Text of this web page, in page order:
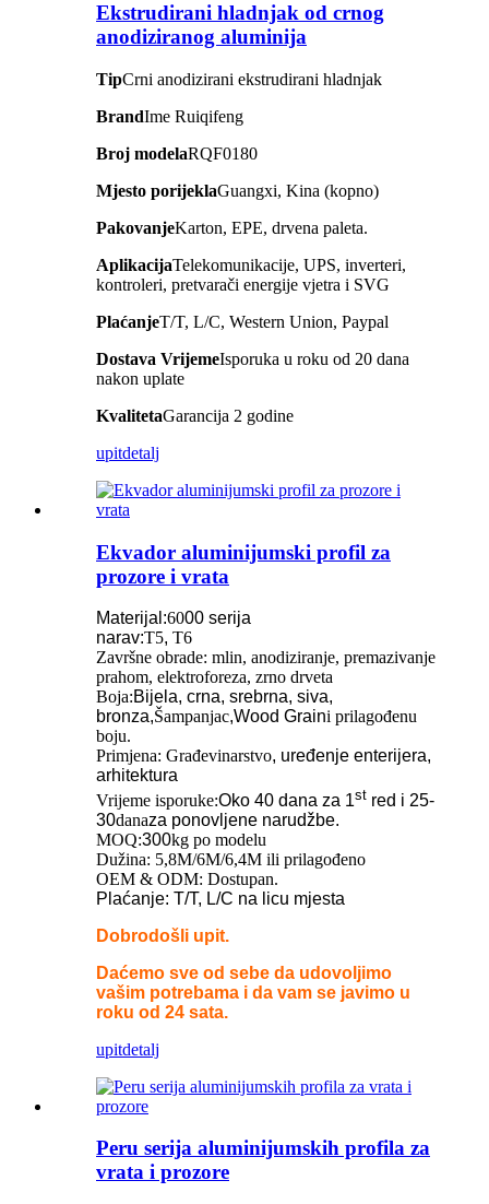
Ekstrudirani hladnjak od crnog
anodiziranog aluminija
TipCrni anodizirani ekstrudirani hladnjak
BrandIme Ruiqifeng
Broj modelaRQF0180
Mjesto porijeklaGuangxi, Kina (kopno)
PakovanjeKarton, EPE, drvena paleta.
AplikacijaTelekomunikacije, UPS, inverteri,
kontroleri, pretvarači energije vjetra i SVG
PlaćanjeT/T, L/C, Western Union, Paypal
Dostava VrijemeIsporuka u roku od 20 dana
nakon uplate
KvalitetaGarancija 2 godine
upitdetalj
Ekvador aluminijumski profil za
prozore i vrata
Materijal:6000 serija
narav:T5, T6
Završne obrade: mlin, anodiziranje, premazivanje
prahom, elektroforeza, zrno drveta
Boja:Bijela, crna, srebrna, siva,
bronza,Šampanjac,Wood Graini prilagođenu
boju.
Primjena: Građevinarstvo, uređenje enterijera,
arhitektura
Vrijeme isporuke:Oko 40 dana za 1st red i 25-
30danaza ponovljene narudžbe.
MOQ:300kg po modelu
Dužina: 5,8M/6M/6,4M ili prilagođeno
OEM & ODM: Dostupan.
Plaćanje: T/T, L/C na licu mjesta
Dobrodošli upit.
Daćemo sve od sebe da udovoljimo
vašim potrebama i da vam se javimo u
roku od 24 sata.
upitdetalj
Peru serija aluminijumskih profila za
vrata i prozore